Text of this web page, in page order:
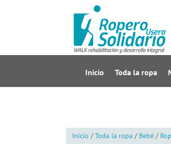
Inicio Toda la ropa
Inicio /Toda la ropa / Bebé /